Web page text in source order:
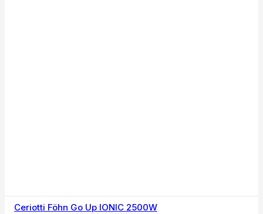
Ceriotti Föhn Go Up IONIC 2500W